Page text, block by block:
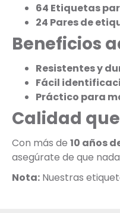
64 Etiquetas
24 Pares de
Beneficios
Resistentes y
Fácil
Práctico para
Calidad
Con más de 10 años
asegúrate de que
Nota: Nuestras